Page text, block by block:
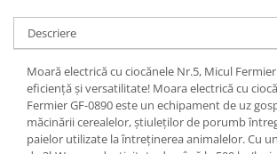
Zootehnie
Incubatoare, oparitoare si
deplumatoare
Echipamente pentru animale
Aparate de tuns animale
Piese si accesorii aparate de tuns
Descriere
Moară electrică cu ciocănele Nr.5, Micul
eficiență și versatilitate! Moara electrică cu
Fermier GF-0890 este un echipament de uz
măcinării cerealelor, știuleților de porumb
paielor utilizate la întreținerea animalelor. Cu